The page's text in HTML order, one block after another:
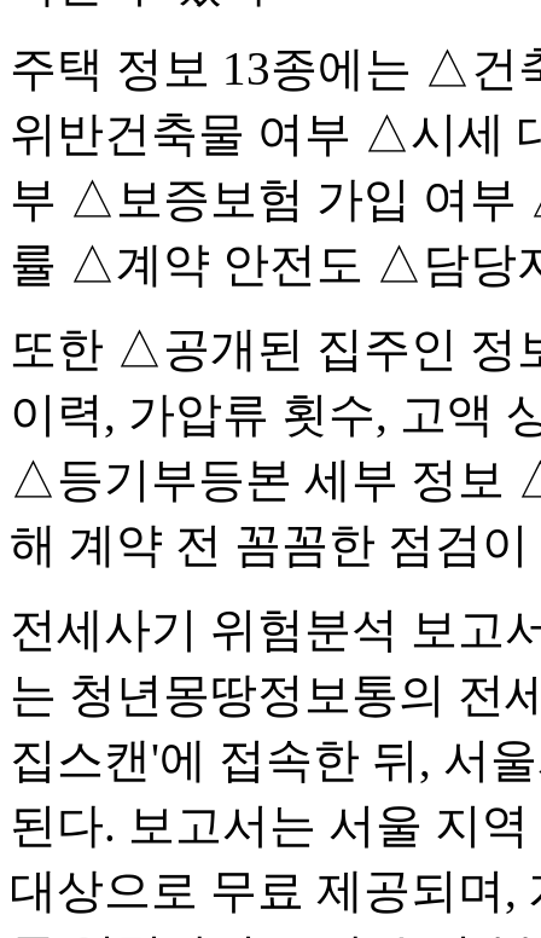
주택 정보 13종에는 △
위반건축물 여부 △시세
부 △보증보험 가입 여
률 △계약 안전도 △담당
또한 △공개된 집주인 정
이력, 가압류 횟수, 고액
△등기부등본 세부 정보
해 계약 전 꼼꼼한 점검
전세사기 위험분석 보고
는 청년몽땅정보통의 전
집스캔'에 접속한 뒤, 서
된다. 보고서는 서울 지
대상으로 무료 제공되며,